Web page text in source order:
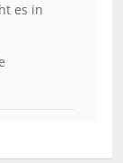
es in